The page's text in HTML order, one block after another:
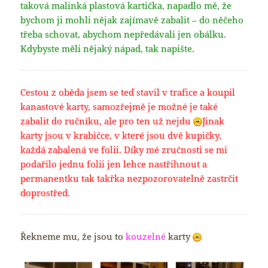
taková malinká plastová kartička, napadlo mě, že
bychom ji mohli nějak zajímavě zabalit – do něčeho
třeba schovat, abychom nepředávali jen obálku.
Kdybyste měli nějaký nápad, tak napište.
Cestou z oběda jsem se teď stavil v trafice a koupil
kanastové karty, samozřejmě je možné je také
zabalit do ručníku, ale pro ten už nejdu
Jinak
karty jsou v krabičce, v které jsou dvě kupičky,
každá zabalená ve folii. Díky mé zručnosti se mi
podařilo jednu folii jen lehce nastřihnout a
permanentku tak takřka nezpozorovatelně zastrčit
doprostřed.
Řekneme mu, že jsou tokouzelné karty